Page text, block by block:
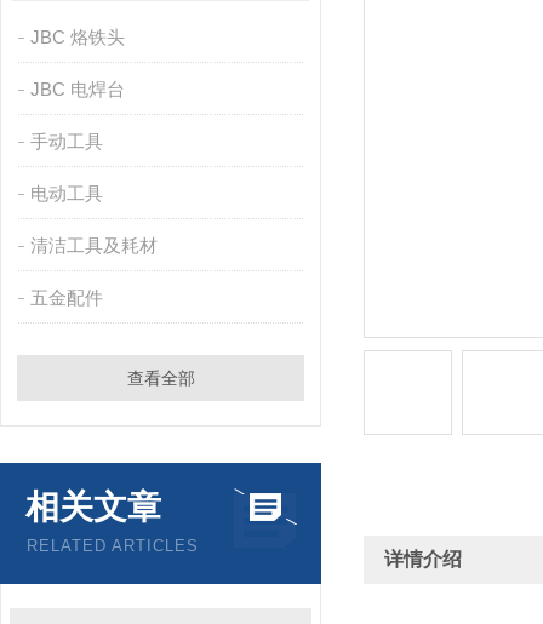
JBC 烙铁头
JBC 电焊台
手动工具
电动工具
清洁工具及耗材
五金配件
查看全部
相关文章
RELATED ARTICLES
详情介绍